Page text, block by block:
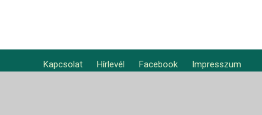
Footer
Kapcsolat Hírlevél Facebook Impresszum